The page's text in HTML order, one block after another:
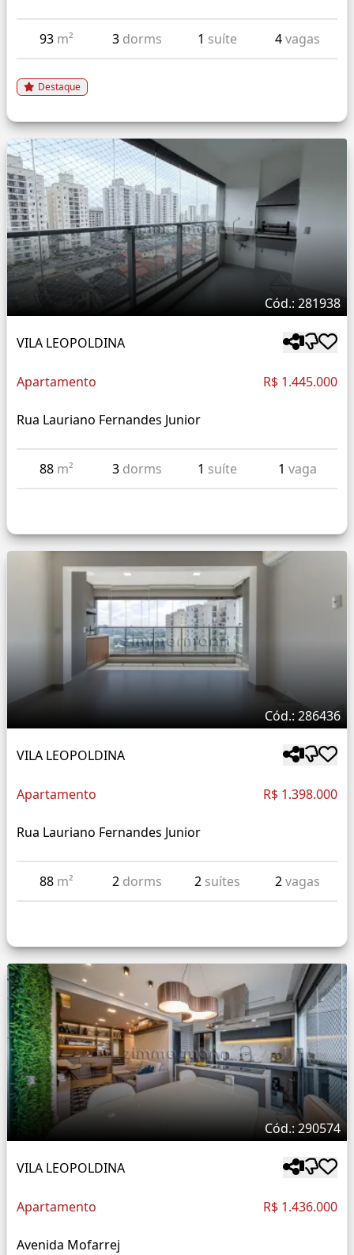
93 m² 3 dorms 1 suíte 4vagas
Destaque
Cód.: 281938
VILA LEOPOLDINA
Apartamento R$ 1.445.000
Rua Lauriano Fernandes Junior
88 m² 3 dorms 1 suíte 1 vaga
Cód.: 286436
VILA LEOPOLDINA
Apartamento R$ 1.398.000
Rua Lauriano Fernandes Junior
88 m² 2 dorms 2 suítes 2vagas
Cód.: 290574
VILA LEOPOLDINA
Apartamento R$ 1.436.000
Avenida Mofarrej